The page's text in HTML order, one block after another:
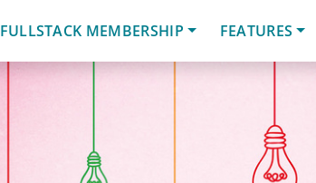
FULLSTACK MEMBERSHIP FEATURES